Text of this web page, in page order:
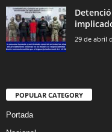
29 de abril
POPULAR CATEGORY
Portada